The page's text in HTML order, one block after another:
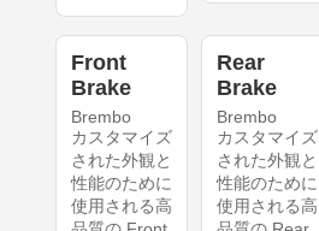
Front
Brake
Brembo
カスタマイズ
された外観と
性能のために
使用される高
Rear
Brake
Brembo
カスタマイズ
された外観と
性能のために
使用される高